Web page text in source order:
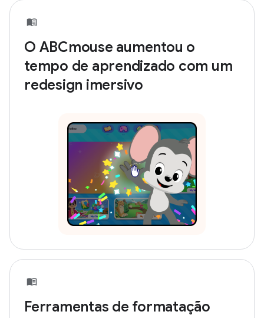
O ABCmouse aumentou o
tempo de aprendizado com um
redesign imersivo
Ferramentas de formatação